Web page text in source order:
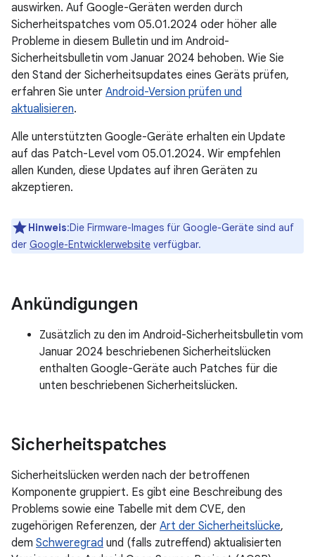
auswirken. Auf Google-Geräten werden durch
Sicherheitspatches vom 05.01.2024 oder höher alle
Probleme in diesem Bulletin und im Android-
Sicherheitsbulletin vom Januar 2024 behoben. Wie Sie
den Stand der Sicherheitsupdates eines Geräts prüfen,
erfahren Sie unter Android-Version prüfen und
aktualisieren.
Alle unterstützten Google-Geräte erhalten ein Update
auf das Patch-Level vom 05.01.2024. Wir empfehlen
allen Kunden, diese Updates auf ihren Geräten zu
akzeptieren.
Hinweis:Die Firmware-Images für Google-Geräte sind auf
der Google-Entwicklerwebsite verfügbar.
Ankündigungen
Zusätzlich zu den im Android-Sicherheitsbulletin vom
Januar 2024 beschriebenen Sicherheitslücken
enthalten Google-Geräte auch Patches für die
unten beschriebenen Sicherheitslücken.
Sicherheitspatches
Sicherheitslücken werden nach der betroffenen
Komponente gruppiert. Es gibt eine Beschreibung des
Problems sowie eine Tabelle mit dem CVE, den
zugehörigen Referenzen, der Art der Sicherheitslücke,
dem Schweregrad und (falls zutreffend) aktualisierten